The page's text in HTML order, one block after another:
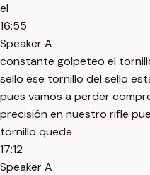
el
16:55
Speaker A
constante golpeteo el
sello ese tornillo del sello
pues vamos a perder
precisión en nuestro rifle
tornillo quede
17:12
Speaker A